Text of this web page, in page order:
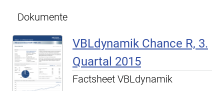
Dokumente
VBLdynamik Chance R, 3.
Quartal 2015
Factsheet VBLdynamik